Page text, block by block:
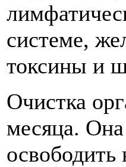
системе,
токсины и
Очистка
месяца. Она